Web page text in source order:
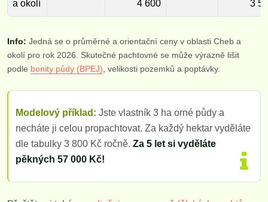
a okolí
4 600
3
Info: Jedná se o průměrné a orientační ceny v oblasti Cheb a
okolí pro rok 2026. Skutečné pachtovné se může výrazně lišit
podle bonity půdy (BPEJ) , velikosti pozemků a poptávky.
Modelový příklad: Jste vlastník 3 ha orné půdy a
necháte ji celou propachtovat. Za každý hektar vyděláte
dle tabulky 3 800 Kč ročně. Za 5 let si vyděláte
pěkných 57 000 Kč!